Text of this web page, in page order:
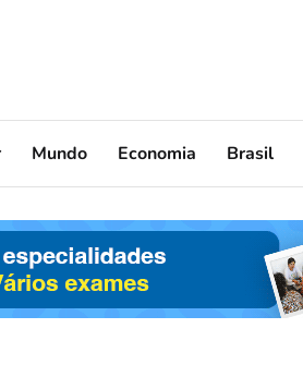
Mundo Economia Brasil